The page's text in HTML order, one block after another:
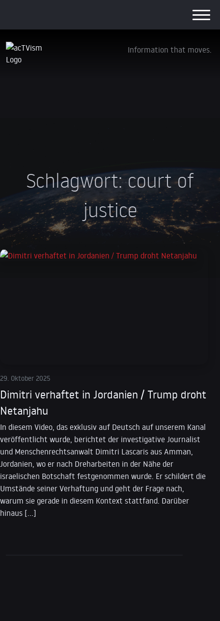
Information that moves.
Schlagwort: court of
justice
29. Oktober 2025
Dimitri verhaftet in Jordanien / Trump droht
Netanjahu
In diesem Video, das exklusiv auf Deutsch auf unserem Kanal
veröffentlicht wurde, berichtet der investigative Journalist
und Menschenrechtsanwalt Dimitri Lascaris aus Amman,
Jordanien, wo er nach Dreharbeiten in der Nähe der
israelischen Botschaft festgenommen wurde. Er schildert die
Umstände seiner Verhaftung und geht der Frage nach,
warum sie gerade in diesem Kontext stattfand. Darüber
hinaus […]